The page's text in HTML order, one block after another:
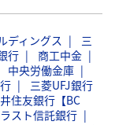
ディングス
三
行
商工中金
中央労働金庫
三菱UFJ銀行
住友銀行【BC
スト信託銀行